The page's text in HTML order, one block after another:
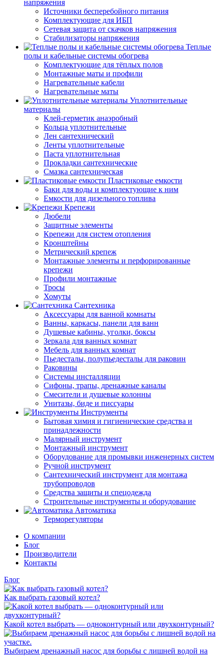
напряжения
Источники бесперебойного питания
Комплектующие для ИБП
Сетевая защита от скачков напряжения
Стабилизаторы напряжения
Теплые
полы и кабельные системы обогрева
Комплектующие для тёплых полов
Монтажные маты и профили
Нагревательные кабели
Нагревательные маты
Уплотнительные
материалы
Клей-герметик анаэробный
Кольца уплотнительные
Лен сантехнический
Ленты уплотнительные
Паста уплотнительная
Прокладки сантехнические
Смазка сантехническая
Пластиковые емкости
Баки для воды и комплектующие к ним
Емкости для дизельного топлива
Крепежи
Дюбели
Защитные элементы
Крепежи для систем отопления
Кронштейны
Метрический крепеж
Монтажные элементы и перфорированные
крепежи
Профили монтажные
Тросы
Хомуты
Сантехника
Аксессуары для ванной комнаты
Ванны, каркасы, панели для ванн
Душевые кабины, уголки, боксы
Зеркала для ванных комнат
Мебель для ванных комнат
Пьедесталы, полупьедесталы для раковин
Раковины
Системы инсталляции
Сифоны, трапы, дренажные каналы
Смесители и душевые колонны
Унитазы, биде и писсуары
Инструменты
Бытовая химия и гигиенические средства и
принадлежности
Малярный инструмент
Монтажный инструмент
Оборудование для промывки инженерных систем
Ручной инструмент
Сантехнический инструмент для монтажа
трубопроводов
Средства защиты и спецодежда
Строительные инструменты и оборудование
Автоматика
Терморегуляторы
О компании
Блог
Производители
Контакты
Блог
Как выбрать газовый котел?
Какой котел выбрать — одноконтурный или двухконтурный?
Выбираем дренажный насос для борьбы с лишней водой на